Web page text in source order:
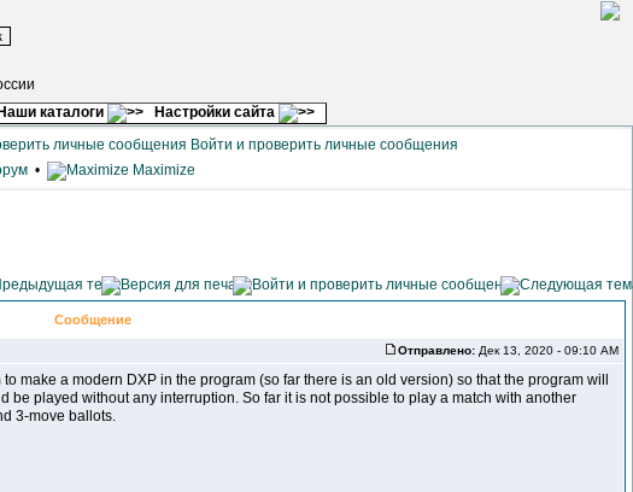
Наши каталоги Настройки сайта
Войти и проверить личные сообщения
• Maximize
Сообщение
Отправлено: Дек 13, 2020 - 09:10 AM
make a modern DXP in the program (so far there is an old version) so that the program will
played without any interruption. So far it is not possible to play a match with another
3-move ballots.